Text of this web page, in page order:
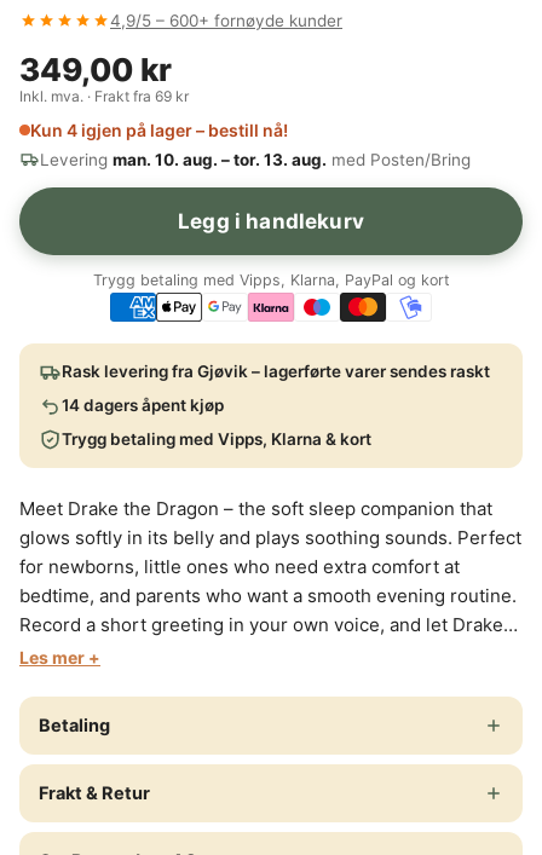
4,9/5 – 600+ fornøyde kunder
349,00 kr
Inkl. mva. · Frakt fra 69 kr
Kun 4 igjen på lager – bestill nå!
Levering man. 10. aug. – tor. 13. aug. med Posten/Bring
Legg i handlekurv
Trygg betaling med Vipps, Klarna, PayPal og kort
Rask levering fra Gjøvik – lagerførte varer sendes raskt
14 dagers åpent kjøp
Trygg betaling med Vipps, Klarna & kort
Meet Drake the Dragon – the soft sleep companion that
glows softly in its belly and plays soothing sounds. Perfect
for newborns, little ones who need extra comfort at
bedtime, and parents who want a smooth evening routine.
Record a short greeting in your own voice, and let Drake
comfort when you're not in the room. Drake is made of
sound/light module that makes it easy to keep the soft toy
clean. It offers 8 soothing sounds (4 white noise + 4
lullabies), adjustable light intensity with soft pulses,
motion sensor (shake to start), 30-minute auto-off, and
USB-C charging. Safe from 0 years, and a lovely gift or
Les mer +
Betaling
Frakt & Retur